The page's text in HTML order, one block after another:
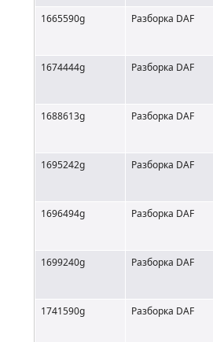
1665590g Разборка DAF
1674444g Разборка DAF
1688613g Разборка DAF
1695242g Разборка DAF
1696494g Разборка DAF
1699240g Разборка DAF
1741590g Разборка DAF